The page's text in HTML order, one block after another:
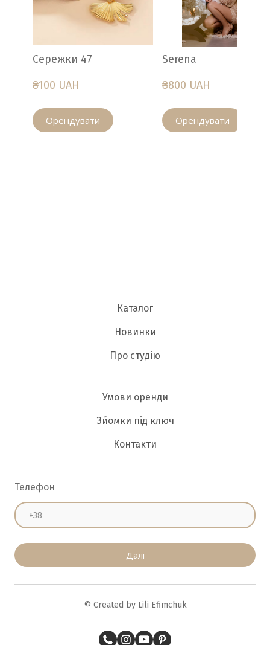
Сережки 47
₴100 UAH
Орендувати
Serena
₴800 UAH
Орендувати
Каталог
Новинки
Про студію
Умови оренди
Зйомки під ключ
Контакти
Телефон
Далі
© Created by Lili Efimchuk